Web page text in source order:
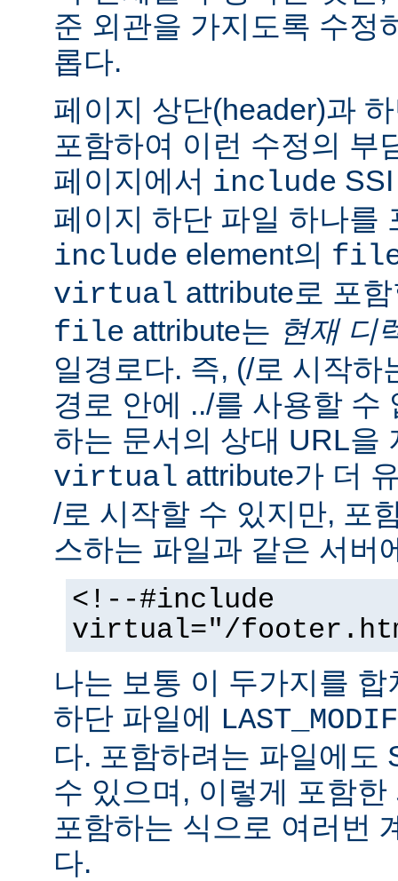
준 외관을 가지도록 수정
롭다.
페이지 상단(header)과
포함하여 이런 수정의 부
페이지에서 include
페이지 하단 파일 하나를
include element의
virtual attribute로 포
file attribute는 현재 디
일경로다. 즉, (/로 시작하
경로 안에 ../를 사용할 수
하는 문서의 상대 URL을
virtual attribute가 더
/로 시작할 수 있지만, 포
스하는 파일과 같은 서버
<!--#include
virtual="/
나는 보통 이 두가지를
하단 파일에
다. 포함하려는 파일에도
수 있으며, 이렇게 포함
포함하는 식으로 여러번
다.